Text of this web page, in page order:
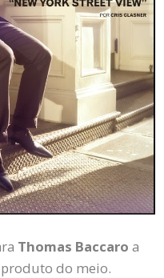
Thomas Baccaro a
do meio.